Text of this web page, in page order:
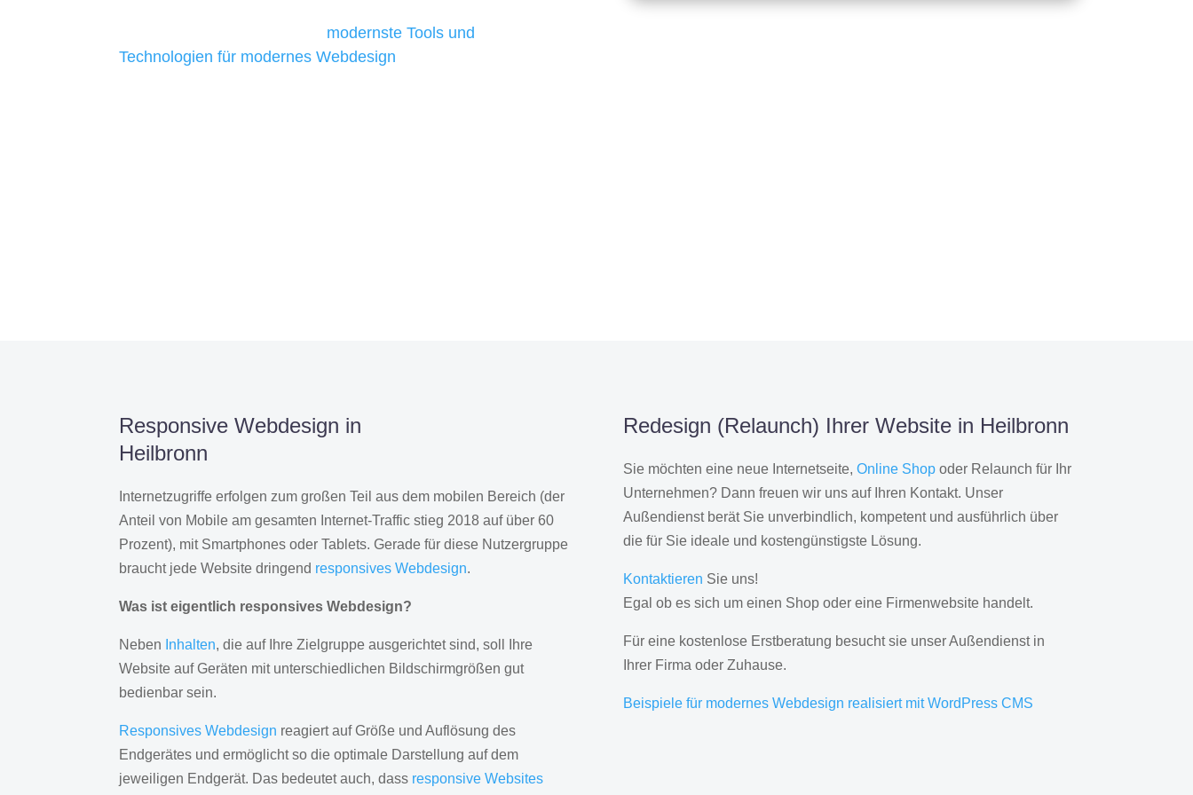
modernste Tools und
Technologien für modernes Webdesign
Responsive Webdesign in
Heilbronn
Internetzugriffe erfolgen zum großen Teil aus dem mobilen Bereich (der
Anteil von Mobile am gesamten Internet-Traffic stieg 2018 auf über 60
Prozent), mit Smartphones oder Tablets. Gerade für diese Nutzergruppe
braucht jede Website dringend responsives Webdesign.
Was ist eigentlich responsives Webdesign?
Neben Inhalten, die auf Ihre Zielgruppe ausgerichtet sind, soll Ihre
Website auf Geräten mit unterschiedlichen Bildschirmgrößen gut
bedienbar sein.
Responsives Webdesign reagiert auf Größe und Auflösung des
Endgerätes und ermöglicht so die optimale Darstellung auf dem
jeweiligen Endgerät. Das bedeutet auch, dass responsive Websites
Redesign (Relaunch) Ihrer Website in Heilbronn
Sie möchten eine neue Internetseite, Online Shopoder Relaunch für Ihr
Unternehmen? Dann freuen wir uns auf Ihren Kontakt. Unser
Außendienst berät Sie unverbindlich, kompetent und ausführlich über
die für Sie ideale und kostengünstigste Lösung.
Kontaktieren Sie uns!
Egal ob es sich um einen Shop oder eine Firmenwebsite handelt.
Für eine kostenlose Erstberatung besucht sie unser Außendienst in
Ihrer Firma oder Zuhause.
Beispiele für modernes Webdesign realisiert mit WordPress CMS